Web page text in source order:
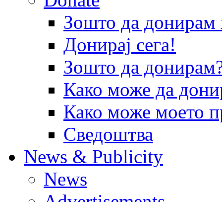
Зошто да
Донирај сега!
Зошто да
Како може да
Како може моето
Сведоштва
News & Publicity
News